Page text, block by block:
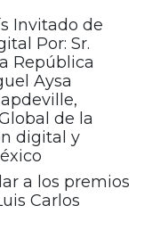
Invitado de
Por: Sr.
República
Aysa
de la
digital y
a los premios
Carlos